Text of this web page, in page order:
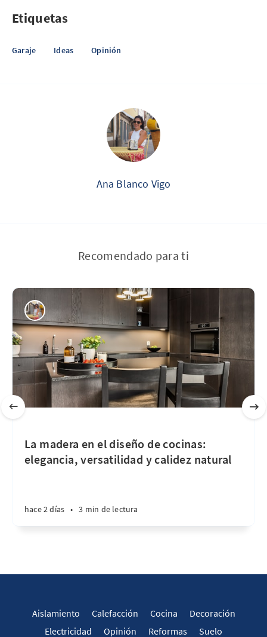
Etiquetas
Garaje Ideas Opinión
Ana Blanco Vigo
Recomendado para ti
La madera en el diseño de cocinas:
elegancia, versatilidad y calidez natural
hace 2 días • 3 min de lectura
Aislamiento Calefacción Cocina
Decoración
Electricidad
Opinión Reformas Suelo